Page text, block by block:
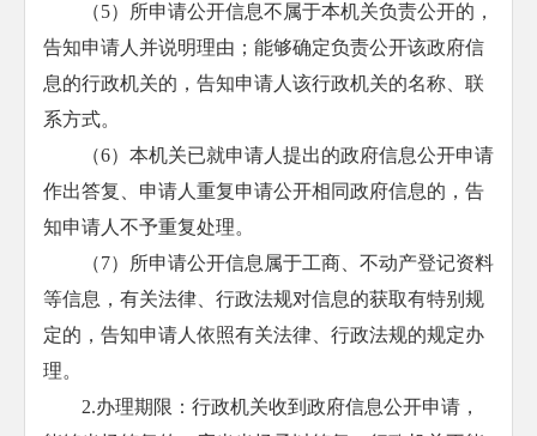
（5）所申请公开信息不属于本机关负责公开的，
告知申请人并说明理由；能够确定负责公开该政府信
息的行政机关的，告知申请人该行政机关的名称、联
系方式。
（6）本机关已就申请人提出的政府信息公开申请
作出答复、申请人重复申请公开相同政府信息的，告
知申请人不予重复处理。
（7）所申请公开信息属于工商、不动产登记资料
等信息，有关法律、行政法规对信息的获取有特别规
定的，告知申请人依照有关法律、行政法规的规定办
理。
2.办理期限：行政机关收到政府信息公开申请，